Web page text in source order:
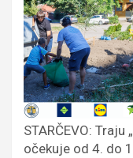
STARČEVO: Traju
očekuje od 4. do